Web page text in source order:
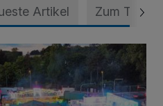
Artikel Zum Thema